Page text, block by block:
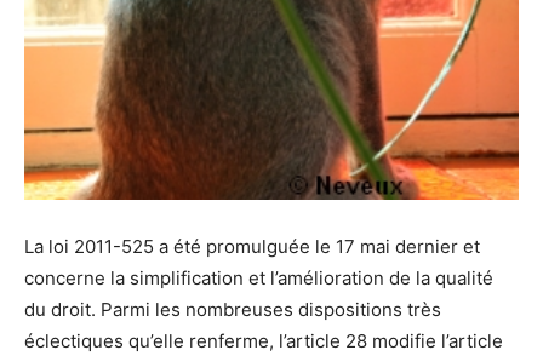
La loi 2011-525 a été promulguée le 17 mai dernier et
concerne la simplification et l’amélioration de la qualité
du droit. Parmi les nombreuses dispositions très
éclectiques qu’elle renferme, l’article 28 modifie l’article